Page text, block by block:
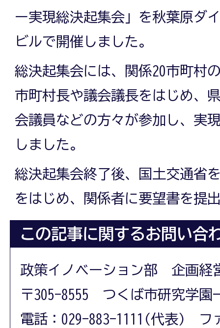
ー実現総決起集会」を秋葉原ダ
ビルで開催しました。
総決起集会には、関係20市町村
市町村長や議会議長をはじめ、
会議員などの方々が参加し、実
しました。
総決起集会終了後、国土交通省
をはじめ、関係者に要望書を提
この記事に関するお問い合
政策イノベーション部 企画経
〒305-8555 つくば市研究学園
電話：029-883-1111(代表) フ